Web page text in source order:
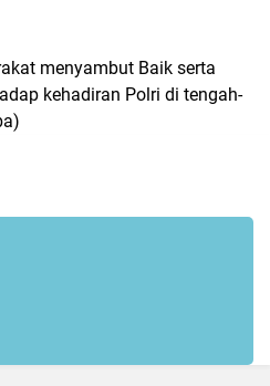
menyambut Baik serta
kehadiran Polri di tengah-